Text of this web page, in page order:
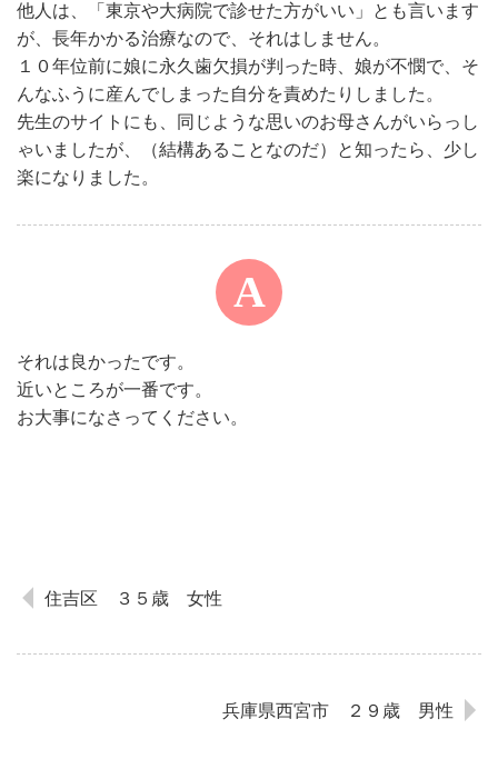
他人は、「東京や大病院で診せた方がいい」とも言います
が、長年かかる治療なので、それはしません。
１０年位前に娘に永久歯欠損が判った時、娘が不憫で、そ
んなふうに産んでしまった自分を責めたりしました。
先生のサイトにも、同じような思いのお母さんがいらっし
ゃいましたが、（結構あることなのだ）と知ったら、少し
楽になりました。
それは良かったです。
近いところが一番です。
お大事になさってください。
住吉区 ３５歳 女性
兵庫県西宮市 ２９歳 男性